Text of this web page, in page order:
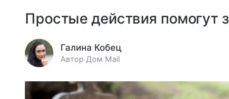
Простые действия помогут
Галина Кобец
Автор Дом Mail